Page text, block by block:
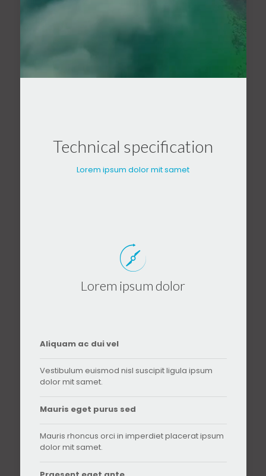
Technical specification
Lorem ipsum dolor mit samet
Lorem ipsum dolor
Aliquam ac dui vel
Vestibulum euismod nisl suscipit ligula ipsum
dolor mit samet.
Mauris eget purus sed
Mauris rhoncus orci in imperdiet placerat ipsum
dolor mit samet.